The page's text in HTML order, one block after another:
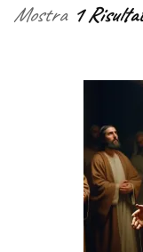
Mostra 1